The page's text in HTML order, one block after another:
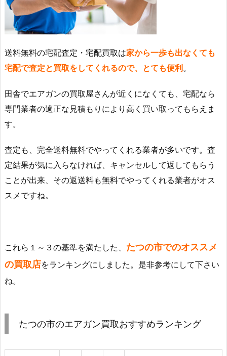
送料無料の宅配査定・宅配買取は家から一歩も出なくても
宅配で査定と買取をしてくれるので、とても便利。
田舎でエアガンの買取屋さんが近くになくても、宅配なら
専門業者の適正な見積もりにより高く買い取ってもらえま
す。
査定も、完全送料無料でやってくれる業者が多いです。査
定結果が気に入らなければ、キャンセルして返してもらう
ことが出来、その返送料も無料でやってくれる業者がオス
スメですね。
これら１～３の基準を満たした、 たつの市でのオススメ
の買取店をランキングにしました。是非参考にして下さい
ね。
たつの市のエアガン買取おすすめランキング